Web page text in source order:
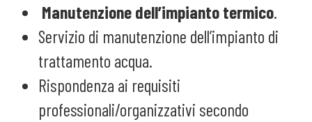
Manutenzione dell’impianto termico.
Servizio di manutenzione dell’impianto di
trattamento acqua.
Rispondenza ai requisiti
professionali/organizzativi secondo